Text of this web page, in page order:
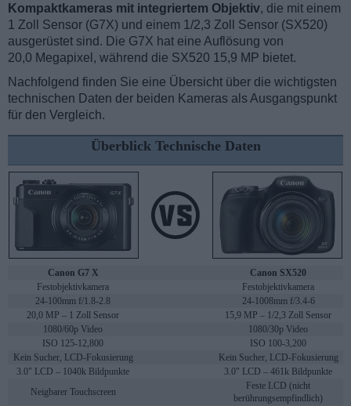
Kompaktkameras mit integriertem Objektiv, die mit einem
1 Zoll Sensor (G7X) und einem 1/2,3 Zoll Sensor (SX520)
ausgerüstet sind. Die G7X hat eine Auflösung von
20,0 Megapixel, während die SX520 15,9 MP bietet.
Nachfolgend finden Sie eine Übersicht über die wichtigsten
technischen Daten der beiden Kameras als Ausgangspunkt
für den Vergleich.
Überblick Technische Daten
Canon G7 X
Canon SX520
Festobjektivkamera
Festobjektivkamera
24-100mm f/1.8-2.8
24-1008mm f/3.4-6
20,0 MP – 1 Zoll Sensor
15,9 MP – 1/2,3 Zoll Sensor
1080/60p Video
1080/30p Video
ISO 125-12,800
ISO 100-3,200
Kein Sucher, LCD-Fokusierung
Kein Sucher, LCD-Fokusierung
3.0" LCD – 1040k Bildpunkte
3.0" LCD – 461k Bildpunkte
Neigbarer Touchscreen
Feste LCD (nicht
berührungsempfindlich)